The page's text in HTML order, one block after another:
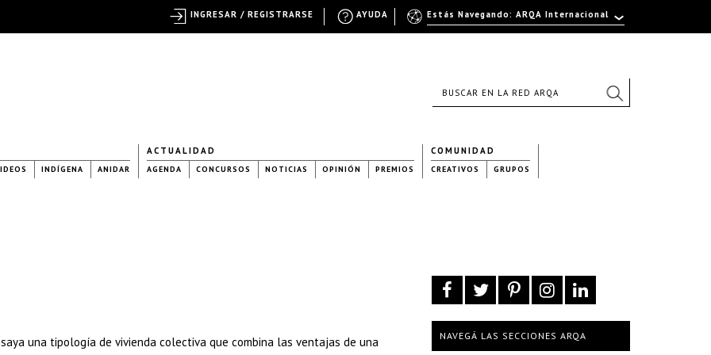
INDÍGENA ANIDAR
ACTUALIDAD
AGENDA CONCURSOS NOTICIAS OPINIÓN PREMIOS
COMUNIDAD
CREATIVOS GRUPOS
una tipología de vivienda colectiva que combina las ventajas de una NAVEGÁ LAS SECCIONES ARQA
Estás Navegando: ARQA Internacional
AYUDA
INGRESAR / REGISTRARSE